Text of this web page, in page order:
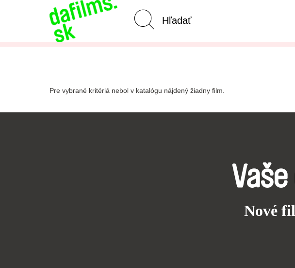
Pokročilé vyhľadávanie
Pre vybrané kritériá nebol v katalógu nájdený žiadny film.
Nové